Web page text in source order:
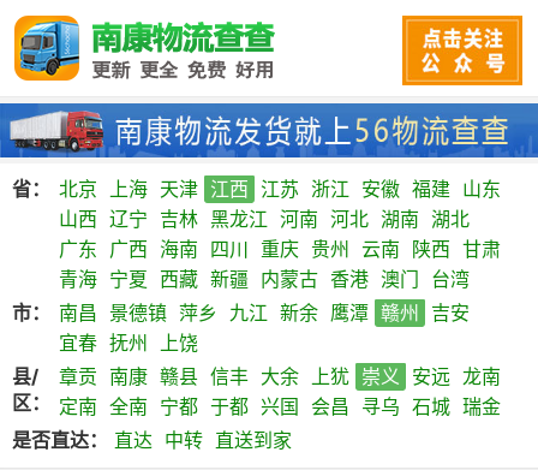
省： 北京 上海 天津 江西 江苏 浙江 安徽 福建 山东
山西 辽宁 吉林 黑龙江 河南 河北 湖南 湖北
广东 广西 海南 四川 重庆 贵州 云南 陕西 甘肃
青海 宁夏 西藏 新疆 内蒙古 香港 澳门 台湾
市：
南昌 景德镇 萍乡 九江 新余 鹰潭 赣州 吉安
宜春 抚州
上饶
县/
区：
章贡 南康 赣县 信丰 大余 上犹 崇义 安远 龙南
定南 全南 宁都 于都 兴国 会昌 寻乌 石城 瑞金
是否直达：
直达 中转 直送到家